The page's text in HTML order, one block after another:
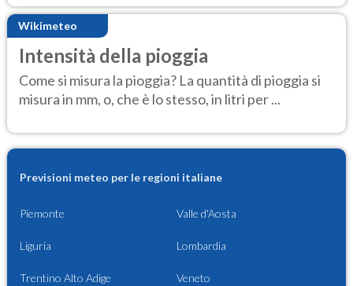
Wikimeteo
Intensità della pioggia
Come si misura la pioggia? La quantità di pioggia si
misura in mm, o, che è lo stesso, in litri per ...
Previsioni meteo per le regioni italiane
Piemonte Valle d'Aosta
Liguria Lombardia
Trentino Alto Adige Veneto